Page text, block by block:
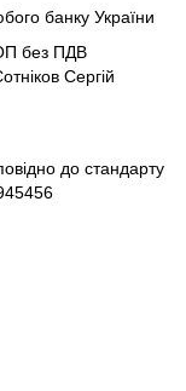
банку України
без ПДВ
Сергій
до стандарту